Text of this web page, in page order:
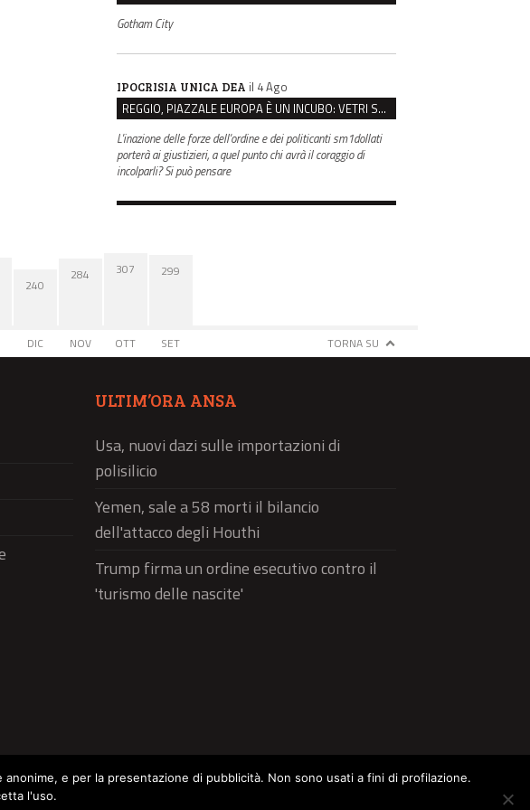
Gotham City
IPOCRISIA UNICA DEA il 4 Ago
REGGIO, PIAZZALE EUROPA È UN INCUBO: VETRI SPACCATI E FURTI SULLE AUTO IN SOSTA
L'inazione delle forze dell'ordine e dei politicanti sm1dollati
porterà ai giustizieri, a quel punto chi avrà il coraggio di
incolparli? Si può pensare
240
DIC
284
NOV
307
OTT
299
SET TORNA SU
ULTIM’ORA ANSA
Usa, nuovi dazi sulle importazioni di
polisilicio
Yemen, sale a 58 morti il bilancio
dell'attacco degli Houthi
Trump firma un ordine esecutivo contro il
'turismo delle nascite'
e per la presentazione di pubblicità. Non sono usati a fini di profilazione.
l'uso.